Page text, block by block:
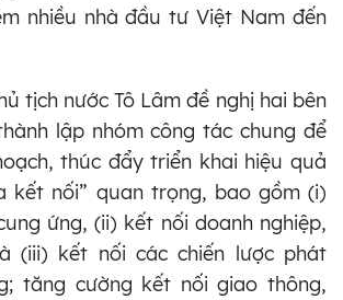
nhiều nhà đầu tư Việt Nam đến
tịch nước Tô Lâm đề nghị hai bên
lập nhóm công tác chung để
thúc đẩy triển khai hiệu quả
kết nối” quan trọng, bao gồm (i)
ứng, (ii) kết nối doanh nghiệp,
(iii) kết nối các chiến lược phát
tăng cường kết nối giao thông,